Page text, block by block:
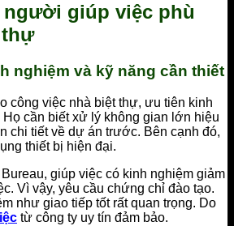
người giúp việc phù
nghiệm và kỹ năng cần thiết
công việc nhà biệt thự, ưu tiên kinh
Họ cần biết xử lý không gian lớn hiệu
chi tiết về dự án trước. Bên cạnh đó,
thiết bị hiện đại.
giúp việc có kinh nghiệm giảm
Vì vậy, yêu cầu chứng chỉ đào tạo.
như giao tiếp tốt rất quan trọng. Do
từ công ty uy tín đảm bảo.